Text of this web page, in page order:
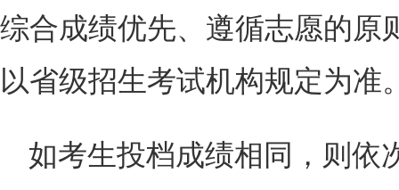
综合成绩优先、遵循志愿的原
以省级招生考试机构规定为准
如考生投档成绩相同，则依